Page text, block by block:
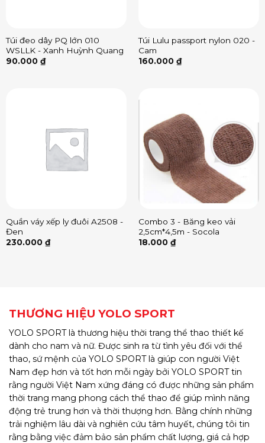
Túi đeo dây PQ lớn 010
WSLLK - Xanh Huỳnh Quang
90.000 ₫
Túi Lulu passport nylon 020 -
Cam
160.000 ₫
Quần váy xếp ly đuôi A2508 -
Đen
230.000 ₫
Combo 3 - Băng keo vải
2,5cm*4,5m - Socola
18.000 ₫
THƯƠNG HIỆU YOLO SPORT
YOLO SPORT là thương hiệu thời trang thể thao thiết kế
dành cho nam và nữ. Được sinh ra từ tình yêu đối với thể
thao, sứ mệnh của YOLO SPORT là giúp con người Việt
Nam đẹp hơn và tốt hơn mỗi ngày bởi YOLO SPORT tin
rằng người Việt Nam xứng đáng có được những sản phẩm
thời trang mang phong cách thể thao để giúp mình năng
động trẻ trung hơn và thời thượng hơn. Bằng chính những
trải nghiệm lâu dài và nghiên cứu tâm huyết, chúng tôi tin
rằng bằng việc đảm bảo sản phẩm chất lượng, giá cả hợp